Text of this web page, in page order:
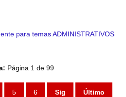
para temas ADMINISTRATIVOS
Página 1 de 99
5 6 Sig Último